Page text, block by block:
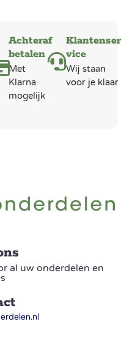
Achteraf
betalen
Met
Klarna
mogelijk
Klantenser
vice
Wij staan
voor je klaar
al uw onderdelen en